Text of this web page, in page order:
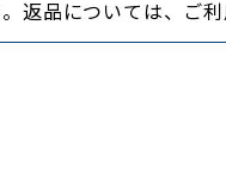
返品については、ご